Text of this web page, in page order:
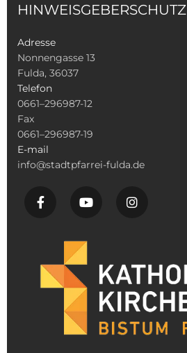
HINWEISGEBERSCHUTZ
Adresse
Nonnengasse 13
Fulda, 36037
Telefon
0661–296987-12
Fax
0661–296987-19
E-mail
info@stadtpfarrei-fulda.de